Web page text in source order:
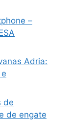
–
Adria:
de
de engate